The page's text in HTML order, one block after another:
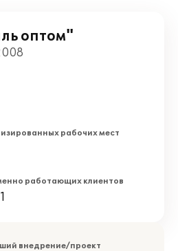
оптом"
рабочих мест
работающих клиентов
внедрение/проект